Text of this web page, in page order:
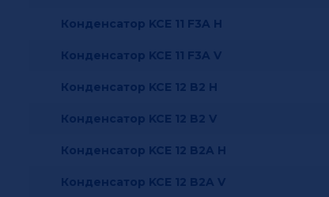
Конденсатор KCE 11 F3A H
Конденсатор KCE 11 F3A V
Конденсатор KCE 12 B2 H
Конденсатор KCE 12 B2 V
Конденсатор KCE 12 B2A H
Конденсатор KCE 12 B2A V